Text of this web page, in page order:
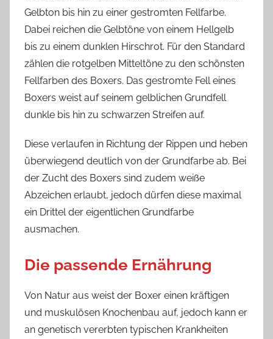
Gelbton bis hin zu einer gestromten Fellfarbe.
Dabei reichen die Gelbtöne von einem Hellgelb
bis zu einem dunklen Hirschrot. Für den Standard
zählen die rotgelben Mitteltöne zu den schönsten
Fellfarben des Boxers. Das gestromte Fell eines
Boxers weist auf seinem gelblichen Grundfell
dunkle bis hin zu schwarzen Streifen auf.
Diese verlaufen in Richtung der Rippen und heben
überwiegend deutlich von der Grundfarbe ab. Bei
der Zucht des Boxers sind zudem weiße
Abzeichen erlaubt, jedoch dürfen diese maximal
ein Drittel der eigentlichen Grundfarbe
ausmachen.
Die passende Ernährung
Von Natur aus weist der Boxer einen kräftigen
und muskulösen Knochenbau auf, jedoch kann er
an genetisch vererbten typischen Krankheiten